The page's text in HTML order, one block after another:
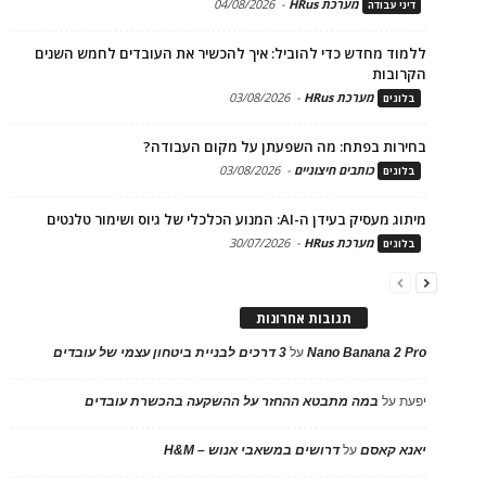
דיני עבודה מערכת HRus -
04/08/2026
ללמוד מחדש כדי להוביל: איך להכשיר את העובדים לחמש השנים
הקרובות
בלוגים מערכת HRus -
03/08/2026
בחירות בפתח: מה השפעתן על מקום העבודה?
בלוגים כותבים חיצוניים -
03/08/2026
מיתוג מעסיק בעידן ה-AI: המנוע הכלכלי של גיוס ושימור טלנטים
בלוגים מערכת HRus -
30/07/2026
תגובות אחרונות
Nano Banana 2 Proעל 3 דרכים לבניית ביטחון עצמי של עובדים
יפעתעל במה מתבטא ההחזר על ההשקעה בהכשרת עובדים
יאנא קאסםעלדרושים במשאבי אנוש – H&M